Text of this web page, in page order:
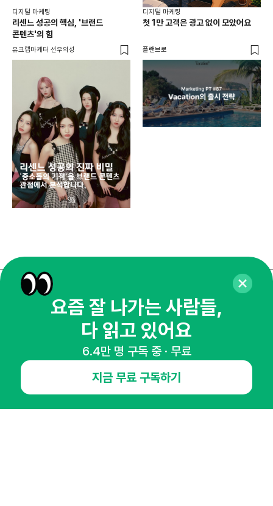
디지털 마케팅
리센느 성공의 핵심, '브랜드
콘텐츠'의 힘
유크랩마케터 선우의성
디지털 마케팅
첫 1만 고객은 광고 없이 모았어요
플랜브로
매주 화요일 아침,
마케팅 감각을 깨워 드릴게요!
65,043명의 마케터를 성장시키는 뉴스레터
요즘 잘 나가는 사람들,
다 읽고 있어요
6.4만 명 구독 중 · 무료
지금 무료 구독하기